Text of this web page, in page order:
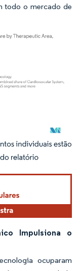
todo o mercado de
conforme CC BY 4.0.
Impulsiona o
ocuparam